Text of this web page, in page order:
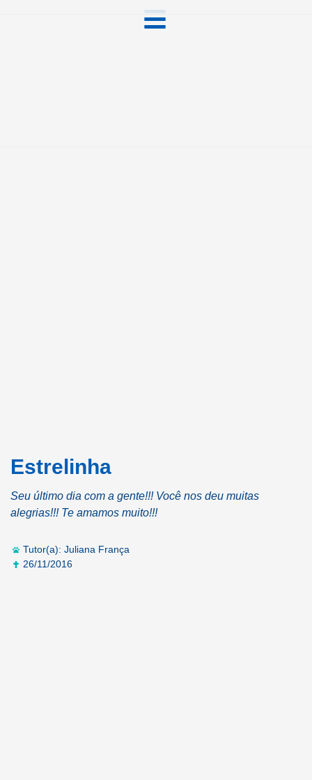
Estrelinha
Seu último dia com a gente!!! Você nos deu muitas
alegrias!!! Te amamos muito!!!
Tutor(a): Juliana França
26/11/2016